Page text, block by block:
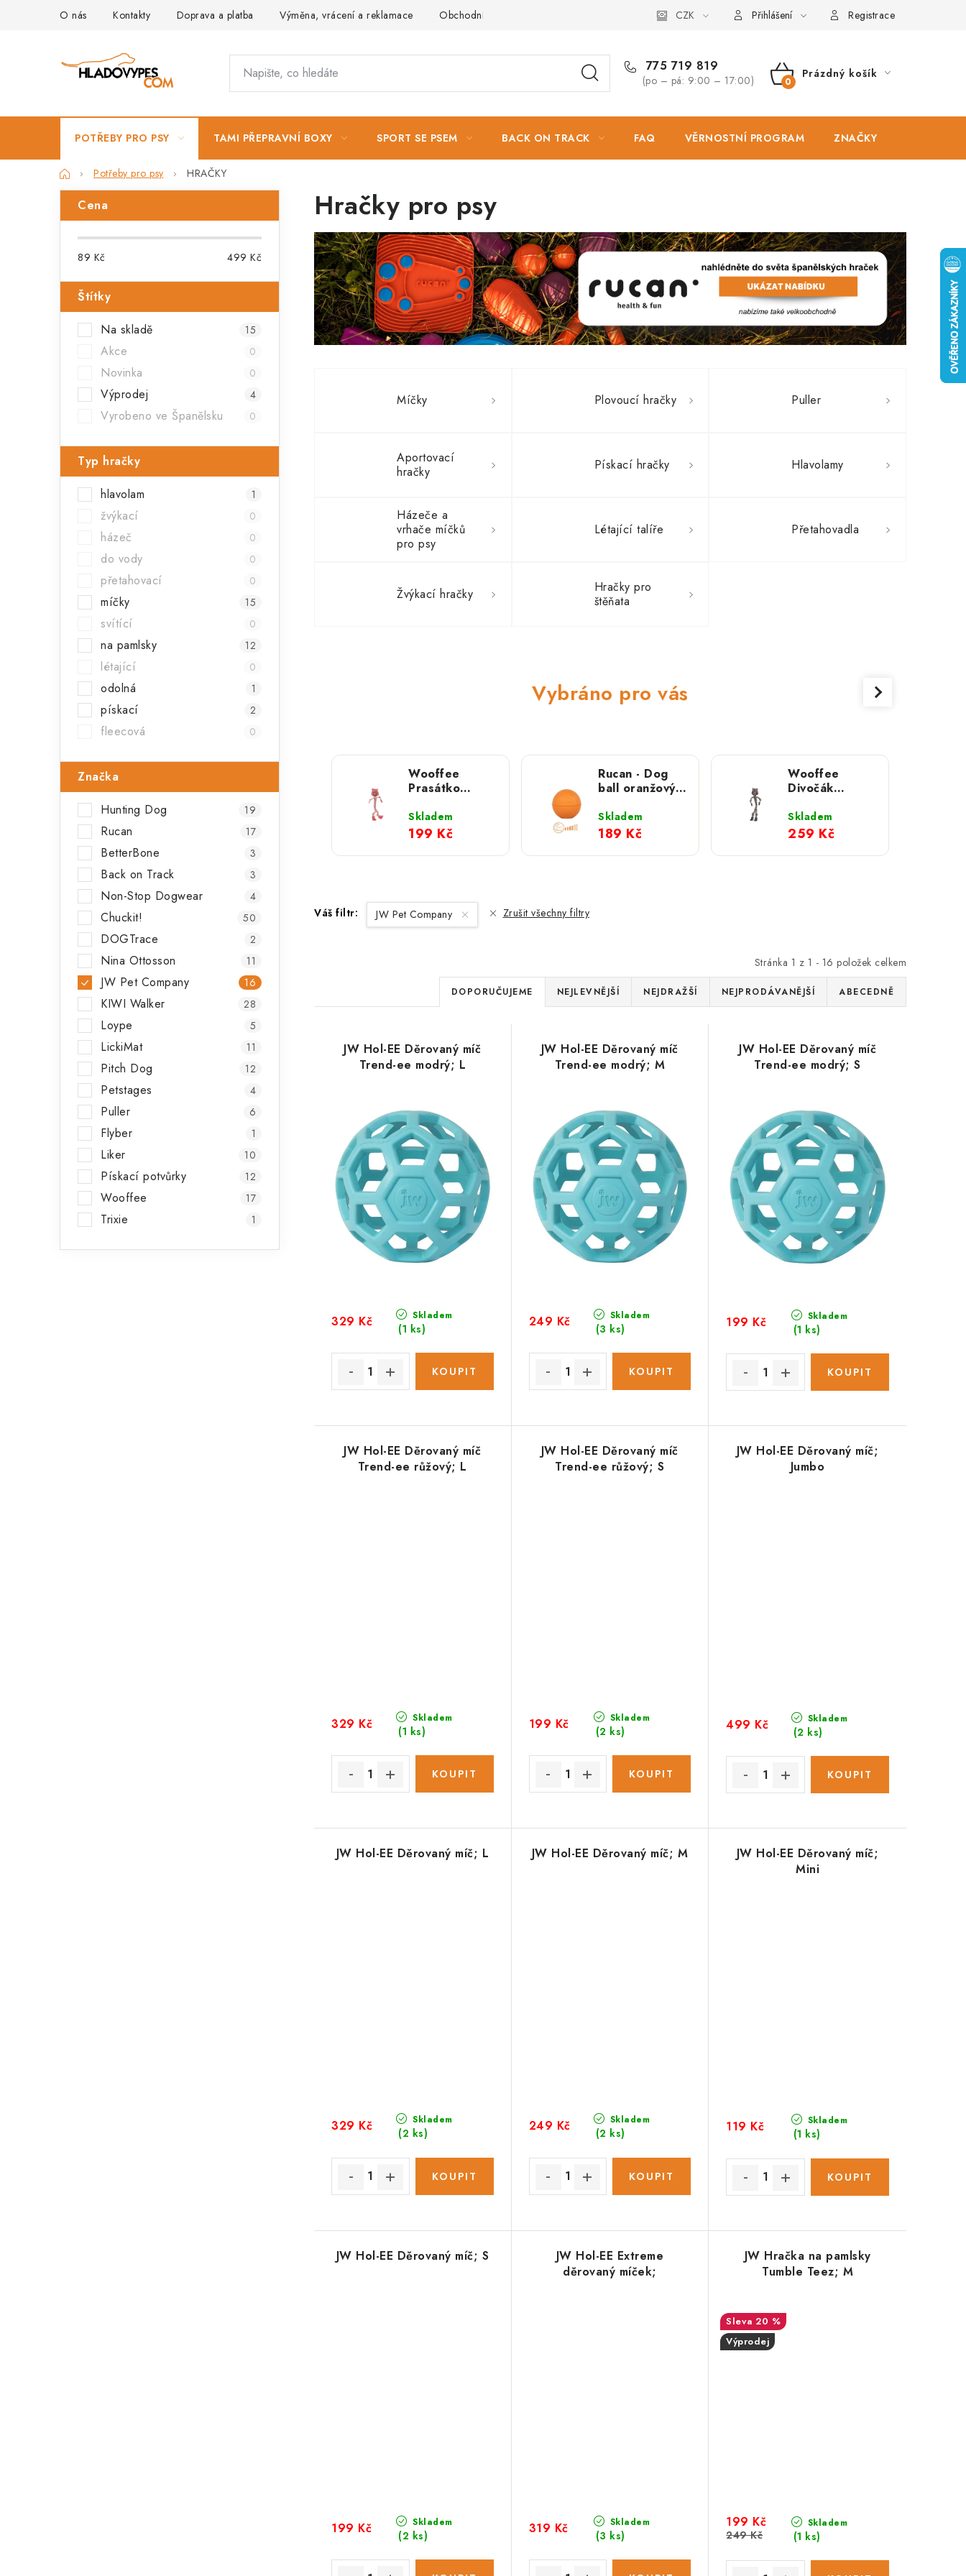
O nás Kontakty Doprava a platba Výměna, vrácení a reklamace Obchodní podmínky Podmínky ochrany osobních údajů Zásady použivání souboru cookies
CZK Přihlášení Registrace
775 719 819
(po – pá: 9:00 – 17:00)
NÁKUPNÍ
Prázdný košík
POTŘEBY PRO PSY TAMI PŘEPRAVNÍ BOXY SPORT SE PSEM BACK ON TRACK FAQ VĚRNOSTNÍ PROGRAM ZNAČKY
DomůPotřeby pro psy HRAČKY
o
t
r
p
a
Cena
89 Kč 499 Kč
Štítky
Na skladě
15
Akce 0
Novinka 0
Výprodej 4
Vyrobeno ve Španělsku 0
Typ hračky
hlavolam
1
žvýkací 0
házeč 0
do vody 0
přetahovací 0
míčky 15
svítící 0
na pamlsky 12
létající 0
odolná 1
pískací 2
fleecová 0
Značka
Hunting Dog
19
Rucan 17
BetterBone 3
Back on Track 3
Non-Stop Dogwear 4
Chuckit! 50
DOGTrace 2
Nina Ottosson 11
JW Pet Company 16
KIWI Walker 28
Loype 5
LickiMat 11
Pitch Dog 12
Petstages 4
Puller 6
Flyber 1
Liker 10
Pískací potvůrky 12
Wooffee 17
Trixie 1
Hračky pro psy
Míčky Plovoucí hračky Puller
Aportovací
hračky
Pískací hračky Hlavolamy
Házeče a
vrhače míčků
pro psy
Létající talíře Přetahovadla
Žvýkací hračky
Hračky pro
štěňata
Vybráno pro vás
Wooffee
Prasátko
přetahovací
hračka
Skladem
199 Kč
Rucan - Dog
ball oranžový;
Skladem
189 Kč
Wooffee
Divočák
přetahovací
hračka
Skladem
259 Kč
Váš filtr: JW Pet Company Zrušit všechny filtry
Stránka 1 z 1 - 16 položek celkem
Ř
a
z
e
í
p
r
o
d
u
t
ů
DOPORUČUJEME NEJLEVNĚJŠÍ NEJDRAŽŠÍ NEJPRODÁVANĚJŠÍ ABECEDNĚ
JW Hol-EE Děrovaný míč
Trend-ee modrý; L
Skladem
(1 ks)
329 Kč
JW Hol-EE Děrovaný míč
Trend-ee modrý; M
Skladem
(3 ks)
249 Kč
JW Hol-EE Děrovaný míč
Trend-ee modrý; S
Skladem
(1 ks)
199 Kč
JW Hol-EE Děrovaný míč
Trend-ee růžový; L
Skladem
(1 ks)
329 Kč
JW Hol-EE Děrovaný míč
Trend-ee růžový; S
Skladem
(2 ks)
199 Kč
JW Hol-EE Děrovaný míč;
Jumbo
Skladem
(2 ks)
499 Kč
JW Hol-EE Děrovaný míč; L
Skladem
(2 ks)
329 Kč
JW Hol-EE Děrovaný míč; M
Skladem
(2 ks)
249 Kč
JW Hol-EE Děrovaný míč;
Mini
Skladem
(1 ks)
119 Kč
JW Hol-EE Děrovaný míč; S
Skladem
(2 ks)
199 Kč
JW Hol-EE Extreme
děrovaný míček;
Skladem
(3 ks)
319 Kč
JW Hračka na pamlsky
Tumble Teez; M
20 %
Výprodej
Skladem
(1 ks)
199 Kč
249 Kč